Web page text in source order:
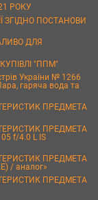
РОКУ
ЗГІДНО ПОСТАНОВИ
ДЛЯ
"ППМ"
України № 1266
гаряча вода та
ПРЕДМЕТА
ПРЕДМЕТА
f/4.0 L IS
ПРЕДМЕТА
/ аналог»
ПРЕДМЕТА